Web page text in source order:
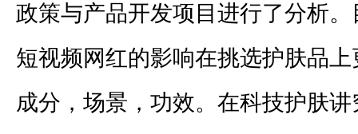
政策与产品开发项目进行了分析
短视频网红的影响在挑选护肤品
成分，场景，功效。在科技护肤